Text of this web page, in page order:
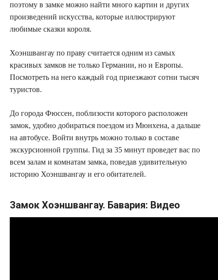
поэтому в замке можно найти много картин и других
произведений искусства, которые иллюстрируют
любимые сказки короля.
Хоэншвангау по праву считается одним из самых
красивых замков не только Германии, но и Европы.
Посмотреть на него каждый год приезжают сотни тысяч
туристов.
До города Фюссен, поблизости которого расположен
замок, удобно добираться поездом из Мюнхена, а дальше
на автобусе. Войти внутрь можно только в составе
экскурсионной группы. Гид за 35 минут проведет вас по
всем залам и комнатам замка, поведав удивительную
историю Хоэншвангау и его обитателей.
Замок Хоэншвангау. Бавария: Видео